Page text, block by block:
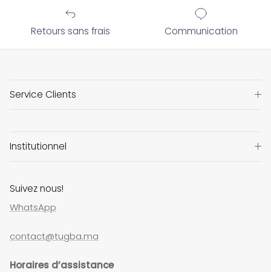
Retours sans frais Communication
Service Clients
Institutionnel
Suivez nous!
WhatsApp
contact@tugba.ma
Horaires d’assistance